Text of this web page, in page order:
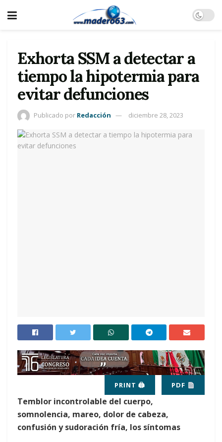
Exhorta SSM a detectar a
tiempo la hipotermia para
evitar defunciones
Publicado por Redacción diciembre 28, 2023
PRINT 🖨 PDF
Temblor incontrolable del cuerpo,
somnolencia, mareo, dolor de cabeza,
confusión y sudoración fría, los síntomas